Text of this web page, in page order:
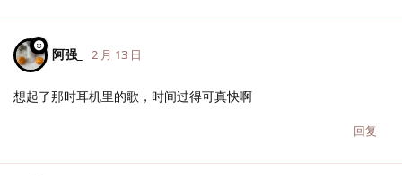
阿强_ 2 月 13 日
想起了那时耳机里的歌，时间过得可真快啊
回复